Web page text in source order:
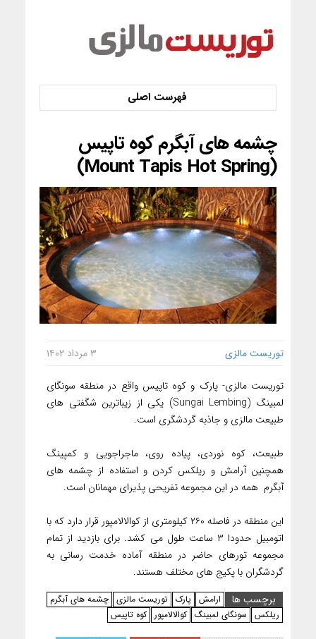
چشمه های آبگرم کوه تاپیس
(Mount Tapis Hot Spring)
توریست مالزی ۳ مرداد ۱۴۰۲
توریست مالزی- پارک و کوه تاپیس واقع در منطقه سونگای
لمبینگ (Sungai Lembing) یکی از زیباترین شگفتی های
طبیعت مالزی و جاذبه گردشگری است.
طبیعت، کوه نوردی، پیاده روی، ماجراجویی و کمپینگ
همچنین آرامش و ریلکس کردن و استفاده از چشمه های
آبگرم همه در این مجموعه تفریحی پذیرای مهمانان است.
این منطقه در فاصله ۲۶۰ کیلومتری از کوالالامپور قرار دارد که با
اتومبیل حدودا ۳ ساعت طول می کشد. برای بازدید از تمام
مجموعه تورهای حاضر در منطقه آماده خدمت رسانی به
گردشگران با پکیج های مختلف هستند.
برچسب ها
ارامش پارک توریست مالزی چشمه های آبگرم
ریلکس
سونگای لمبینگ کوالالامپور کوه تاپیس